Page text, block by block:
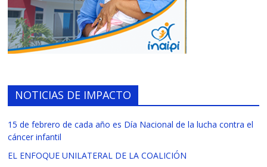
NOTICIAS DE IMPACTO
15 de febrero de cada año es Día Nacional de la lucha contra el
cáncer infantil
EL ENFOQUE UNILATERAL DE LA COALICIÓN